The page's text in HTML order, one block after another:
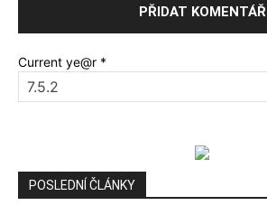
Current ye@r *
POSLEDNÍ ČLÁNKY